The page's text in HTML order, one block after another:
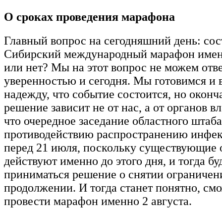
О сроках проведения марафона
Главный вопрос на сегодняшний день:
Сибирский международный марафон
или нет? Мы на этот вопрос не можем
уверенностью и сегодня. Мы готовимся и
надежду, что событие состоится, но
решение зависит не от нас, а от органов
что очередное заседание областного
противодействию распространению
перед 21 июля, поскольку существующие
действуют именно до этого дня, и тогда
приниматься решение о снятии
продолжении. И тогда станет понятно,
провести марафон именно 2 августа.